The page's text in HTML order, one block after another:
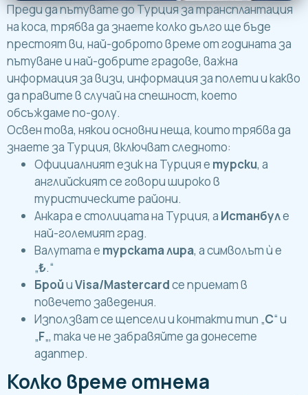
Преди да пътувате до Турция за трансплантация
на коса, трябва да знаете колко дълго ще бъде
престоят ви, най-доброто време от годината за
пътуване и най-добрите градове, важна
информация за визи, информация за полети и какво
да правите в случай на спешност, което
обсъждаме по-долу.
Освен това, някои основни неща, които трябва да
знаете за Турция, включват следното:
Официалният език на Турция е турски, а
английският се говори широко в
туристическите райони.
Анкара е столицата на Турция, а Истанбуле
най-големият град.
Валутата е турската лира, а символът ѝ е
„₺.“
БройиVisa/Mastercardсе приемат в
повечето заведения.
Използват се щепсели и контакти тип „C“ и
„F„, така че не забравяйте да донесете
адаптер.
Колко време отнема